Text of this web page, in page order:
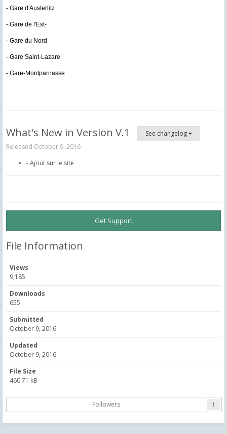
- Gare d'Austerlitz
- Gare de l'Est-
- Gare du Nord
- Gare Saint-Lazare
- Gare-Montparnasse
What's New in Version V.1
See changelog
Released October 9, 2016
- Ajout sur le site
Get Support
File Information
Views
9,185
Downloads
655
Submitted
October 9, 2016
Updated
October 9, 2016
File Size
460.71 kB
Followers 1